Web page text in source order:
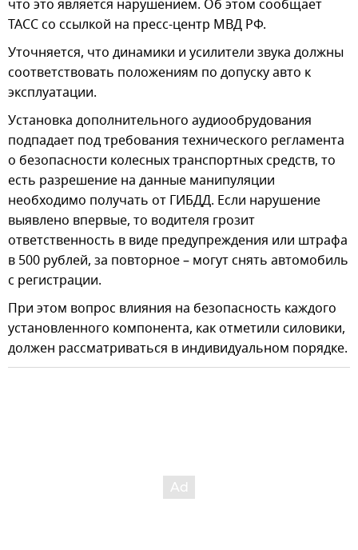
что это является нарушением. Об этом сообщает
ТАСС со ссылкой на пресс-центр МВД РФ.
Уточняется, что динамики и усилители звука должны
соответствовать положениям по допуску авто к
эксплуатации.
Установка дополнительного аудиообрудования
подпадает под требования технического регламента
о безопасности колесных транспортных средств, то
есть разрешение на данные манипуляции
необходимо получать от ГИБДД. Если нарушение
выявлено впервые, то водителя грозит
ответственность в виде предупреждения или штрафа
в 500 рублей, за повторное – могут снять автомобиль
с регистрации.
При этом вопрос влияния на безопасность каждого
установленного компонента, как отметили силовики,
должен рассматриваться в индивидуальном порядке.